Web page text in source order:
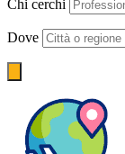
Chi cerchi
Dove